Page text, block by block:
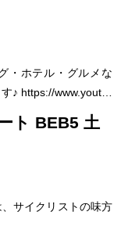
・ホテル・グルメな
♪ https://www.yout…
ト BEB5 土
サイクリストの味方